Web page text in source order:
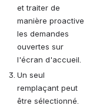
et traiter de
manière proactive
les demandes
ouvertes sur
l'écran d'accueil.
Un seul
remplaçant peut
être sélectionné.